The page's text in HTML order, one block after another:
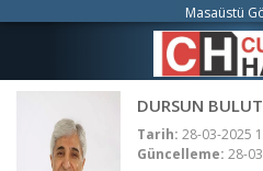
DURSUN BULUT
Tarih: 28-03-2025
Güncelleme: 28-
Masaüstü